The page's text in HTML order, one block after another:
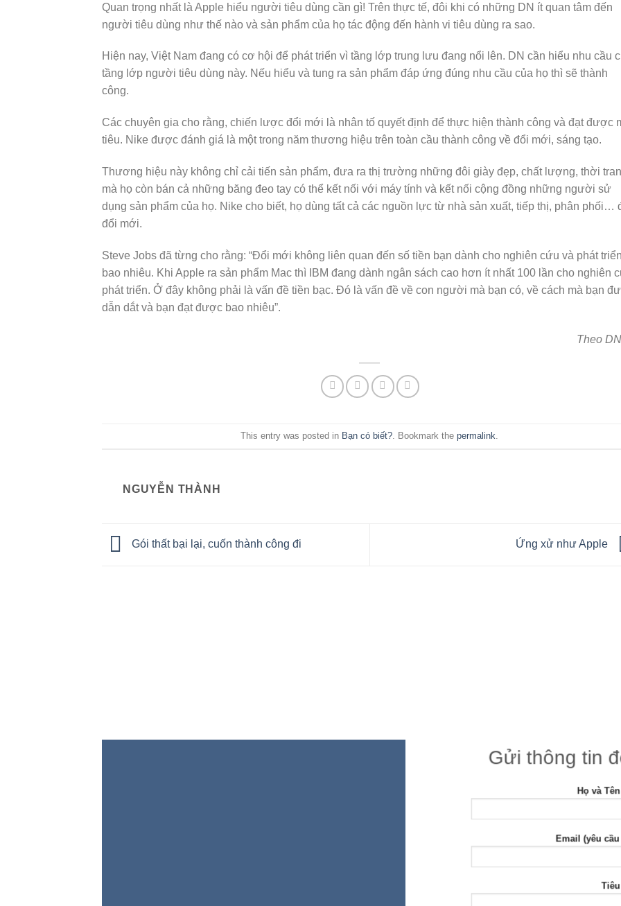
Quan trọng nhất là Apple hiểu người tiêu dùng cần gì! Trên thực tế, đôi khi có những DN ít quan tâm đến
người tiêu dùng như thế nào và sản phẩm của họ tác động đến hành vi tiêu dùng ra sao.
Hiện nay, Việt Nam đang có cơ hội để phát triển vì tầng lớp trung lưu đang nổi lên. DN cần hiểu nhu cầu
tầng lớp người tiêu dùng này. Nếu hiểu và tung ra sản phẩm đáp ứng đúng nhu cầu của họ thì sẽ thành
công.
Các chuyên gia cho rằng, chiến lược đổi mới là nhân tố quyết định để thực hiện thành công và đạt được
tiêu. Nike được đánh giá là một trong năm thương hiệu trên toàn cầu thành công về đổi mới, sáng tạo.
Thương hiệu này không chỉ cải tiến sản phẩm, đưa ra thị trường những đôi giày đẹp, chất lượng, thời
mà họ còn bán cả những băng đeo tay có thể kết nối với máy tính và kết nối cộng đồng những người sử
dụng sản phẩm của họ. Nike cho biết, họ dùng tất cả các nguồn lực từ nhà sản xuất, tiếp thị, phân phối…
đổi mới.
Steve Jobs đã từng cho rằng: “Đổi mới không liên quan đến số tiền bạn dành cho nghiên cứu và phát
bao nhiêu. Khi Apple ra sản phẩm Mac thì IBM đang dành ngân sách cao hơn ít nhất 100 lần cho nghiên
phát triển. Ở đây không phải là vấn đề tiền bạc. Đó là vấn đề về con người mà bạn có, về cách mà bạn
dẫn dắt và bạn đạt được bao nhiêu”.
Theo
This entry was posted in Bạn có biết? . Bookmark thepermalink
NGUYỄN THÀNH
Gói thất bại lại, cuốn thành công đi Ứng xử như Apple
Gửi thông tin
Họ và
Email (yêu